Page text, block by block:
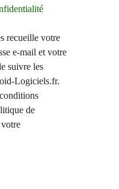
recueille votre
e-mail et votre
suivre les
Logiciels.fr.
de